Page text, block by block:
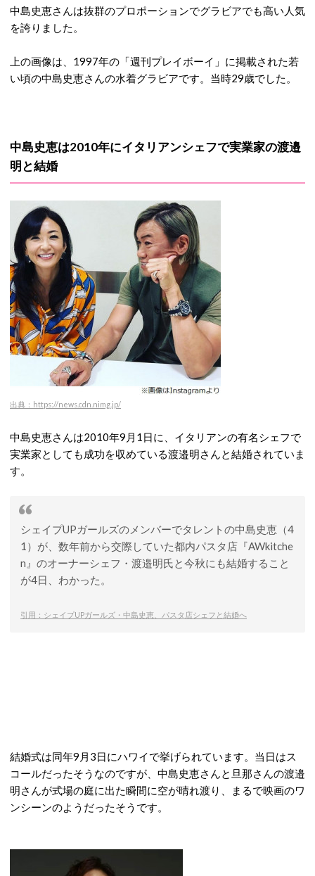
中島史恵さんは抜群のプロポーションでグラビアでも高い人気
を誇りました。
上の画像は、1997年の「週刊プレイボーイ」に掲載された若
い頃の中島史恵さんの水着グラビアです。当時29歳でした。
中島史恵は2010年にイタリアンシェフで実業家の渡邉
明と結婚
出典：https://news.cdn.nimg.jp/
中島史恵さんは2010年9月1日に、イタリアンの有名シェフで
実業家としても成功を収めている渡邉明さんと結婚されていま
す。
シェイプUPガールズのメンバーでタレントの中島史恵（4
1）が、数年前から交際していた都内パスタ店『AWkitche
n』のオーナーシェフ・渡邉明氏と今秋にも結婚すること
が4日、わかった。
引用：シェイプUPガールズ・中島史恵、パスタ店シェフと結婚へ
結婚式は同年9月3日にハワイで挙げられています。当日はス
コールだったそうなのですが、中島史恵さんと旦那さんの渡邉
明さんが式場の庭に出た瞬間に空が晴れ渡り、まるで映画のワ
ンシーンのようだったそうです。